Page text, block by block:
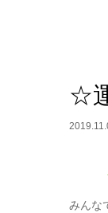
☆
みんな